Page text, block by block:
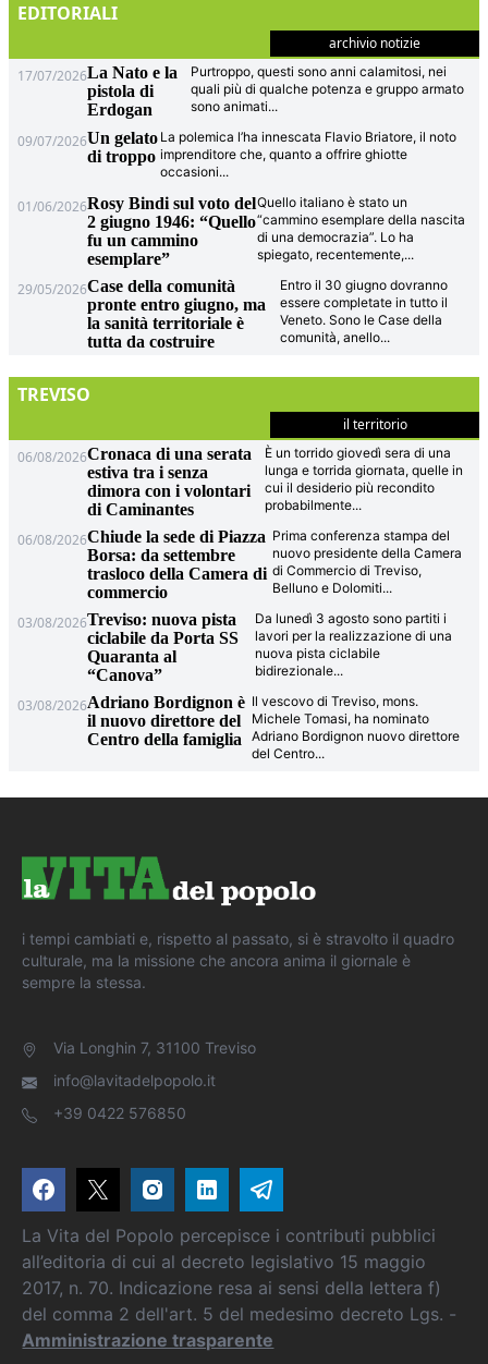
EDITORIALI
archivio notizie
17/07/2026La Nato e la
pistola di
Erdogan
Purtroppo, questi sono anni calamitosi, nei
quali più di qualche potenza e gruppo armato
sono animati...
09/07/2026Un gelato
di troppo
La polemica l’ha innescata Flavio Briatore, il noto
imprenditore che, quanto a offrire ghiotte
occasioni...
01/06/2026Rosy Bindi sul voto del
2 giugno 1946: “Quello
fu un cammino
esemplare”
Quello italiano è stato un
“cammino esemplare della nascita
di una democrazia”. Lo ha
spiegato, recentemente,...
29/05/2026Case della comunità
pronte entro giugno, ma
la sanità territoriale è
tutta da costruire
Entro il 30 giugno dovranno
essere completate in tutto il
Veneto. Sono le Case della
comunità, anello...
TREVISO
il territorio
06/08/2026Cronaca di una serata
estiva tra i senza
dimora con i volontari
di Caminantes
È un torrido giovedì sera di una
lunga e torrida giornata, quelle in
cui il desiderio più recondito
probabilmente...
06/08/2026Chiude la sede di Piazza
Borsa: da settembre
trasloco della Camera di
commercio
Prima conferenza stampa del
nuovo presidente della Camera
di Commercio di Treviso,
Belluno e Dolomiti...
03/08/2026Treviso: nuova pista
ciclabile da Porta SS
Quaranta al
“Canova”
Da lunedì 3 agosto sono partiti i
lavori per la realizzazione di una
nuova pista ciclabile
bidirezionale...
03/08/2026Adriano Bordignon è
il nuovo direttore del
Centro della famiglia
Il vescovo di Treviso, mons.
Michele Tomasi, ha nominato
Adriano Bordignon nuovo direttore
del Centro...
i tempi cambiati e, rispetto al passato, si è stravolto il quadro
culturale, ma la missione che ancora anima il giornale è
sempre la stessa.
Via Longhin 7, 31100 Treviso
info@lavitadelpopolo.it
+39 0422 576850
La Vita del Popolo percepisce i contributi pubblici
all’editoria di cui al decreto legislativo 15 maggio
2017, n. 70. Indicazione resa ai sensi della lettera f)
del comma 2 dell'art. 5 del medesimo decreto Lgs. -
Amministrazione trasparente